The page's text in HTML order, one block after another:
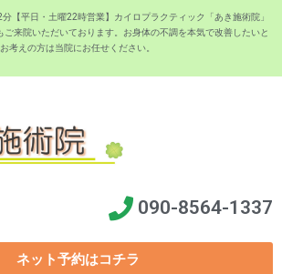
【平日・土曜22時営業】カイロプラクティック「あき施術院」
来院いただいております。お身体の不調を本気で改善したいと
お考えの方は当院にお任せください。
090-8564-1337
ネット予約はコチラ